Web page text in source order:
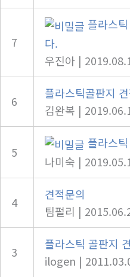
7
플라스
다.
우진아 |
6
플라스틱골판지
김완복 |
5
플라스
나미숙 |
4
견적문의
팀펄리 |
3
플라스틱 골판지
ilogen |